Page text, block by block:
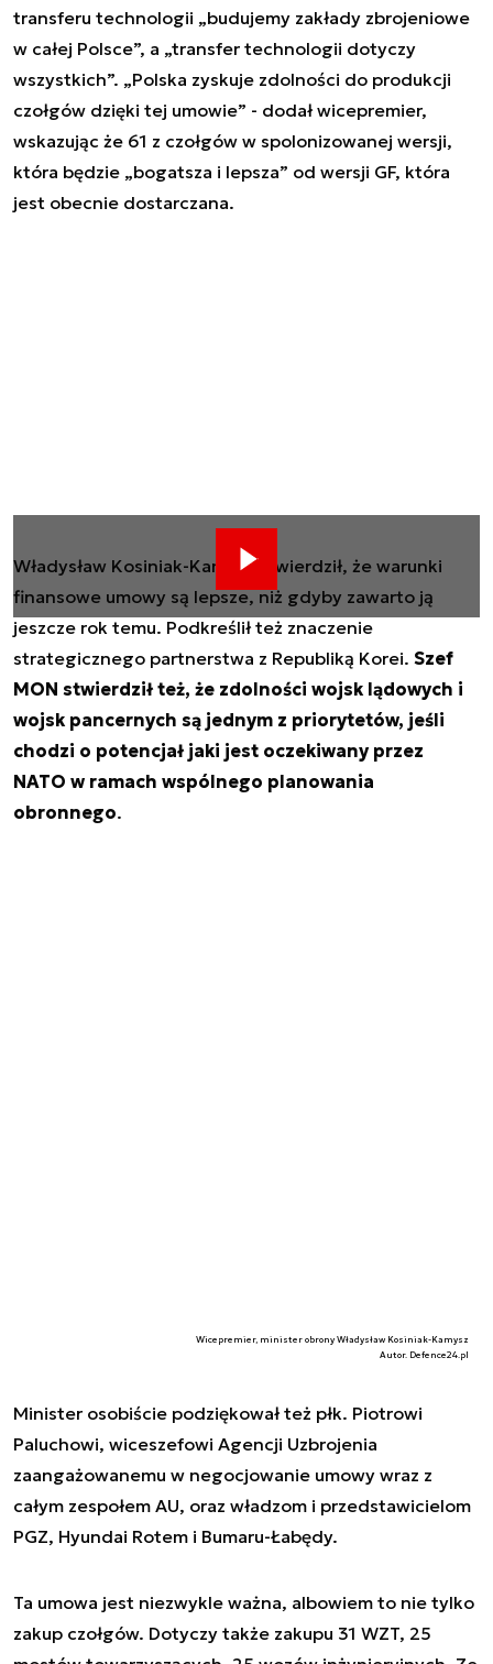
transferu technologii „budujemy zakłady zbrojeniowe
w całej Polsce”, a „transfer technologii dotyczy
wszystkich”. „Polska zyskuje zdolności do produkcji
czołgów dzięki tej umowie” - dodał wicepremier,
wskazując że 61 z czołgów w spolonizowanej wersji,
która będzie „bogatsza i lepsza” od wersji GF, która
jest obecnie dostarczana.
Władysław Kosiniak-Kamysz stwierdził, że warunki
finansowe umowy są lepsze, niż gdyby zawarto ją
jeszcze rok temu. Podkreślił też znaczenie
strategicznego partnerstwa z Republiką Korei. Szef
MON stwierdził też, że zdolności wojsk lądowych i
wojsk pancernych są jednym z priorytetów, jeśli
chodzi o potencjał jaki jest oczekiwany przez
NATO w ramach wspólnego planowania
obronnego.
Wicepremier, minister obrony Władysław Kosiniak-Kamysz
Autor. Defence24.pl
Minister osobiście podziękował też płk. Piotrowi
Paluchowi, wiceszefowi Agencji Uzbrojenia
zaangażowanemu w negocjowanie umowy wraz z
całym zespołem AU, oraz władzom i przedstawicielom
PGZ, Hyundai Rotem i Bumaru-Łabędy.
Ta umowa jest niezwykle ważna, albowiem to nie tylko
zakup czołgów. Dotyczy także zakupu 31 WZT, 25